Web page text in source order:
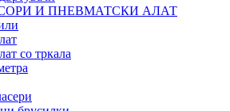
И ПНЕВМАТСКИ АЛАТ
со тркала